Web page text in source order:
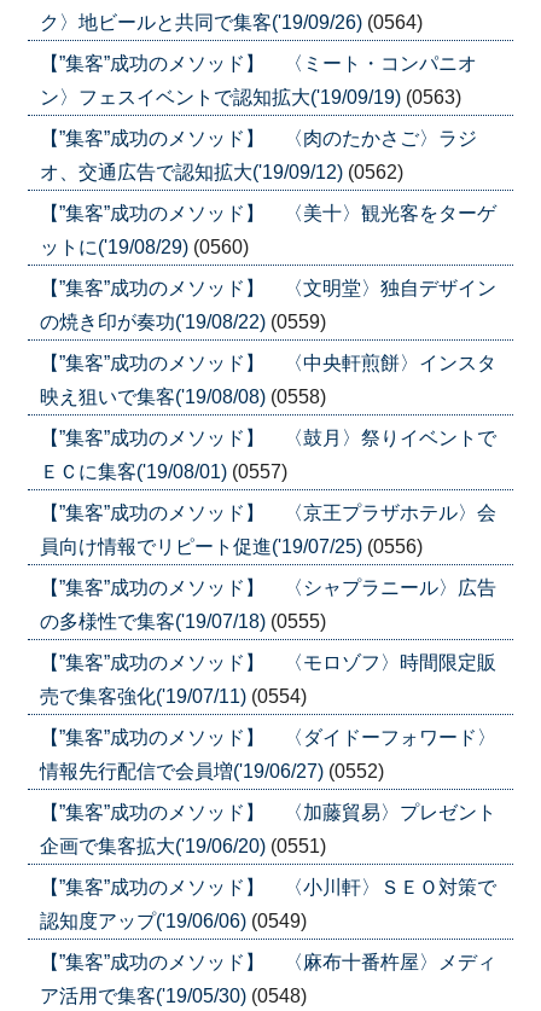
ク〉地ビールと共同で集客('19/09/26) (0564)
【”集客”成功のメソッド】 〈ミート・コンパニオ
ン〉フェスイベントで認知拡大('19/09/19) (0563)
【”集客”成功のメソッド】 〈肉のたかさご〉ラジ
オ、交通広告で認知拡大('19/09/12) (0562)
【”集客”成功のメソッド】 〈美十〉観光客をターゲ
ットに('19/08/29) (0560)
【”集客”成功のメソッド】 〈文明堂〉独自デザイン
の焼き印が奏功('19/08/22) (0559)
【”集客”成功のメソッド】 〈中央軒煎餅〉インスタ
映え狙いで集客('19/08/08) (0558)
【”集客”成功のメソッド】 〈鼓月〉祭りイベントで
ＥＣに集客('19/08/01) (0557)
【”集客”成功のメソッド】 〈京王プラザホテル〉会
員向け情報でリピート促進('19/07/25) (0556)
【”集客”成功のメソッド】 〈シャプラニール〉広告
の多様性で集客('19/07/18) (0555)
【”集客”成功のメソッド】 〈モロゾフ〉時間限定販
売で集客強化('19/07/11) (0554)
【”集客”成功のメソッド】 〈ダイドーフォワード〉
情報先行配信で会員増('19/06/27) (0552)
【”集客”成功のメソッド】 〈加藤貿易〉プレゼント
企画で集客拡大('19/06/20) (0551)
【”集客”成功のメソッド】 〈小川軒〉ＳＥＯ対策で
認知度アップ('19/06/06) (0549)
【”集客”成功のメソッド】 〈麻布十番杵屋〉メディ
ア活用で集客('19/05/30) (0548)